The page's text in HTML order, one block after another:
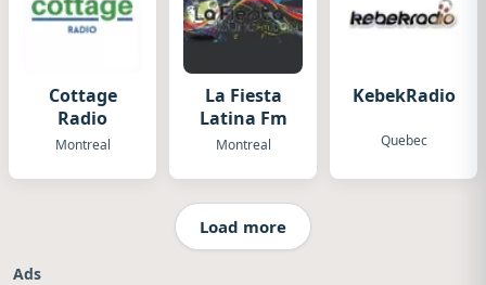
Cottage
Radio
Montreal
La Fiesta
Latina Fm
Montreal
KebekRadio
Quebec
Load more
Ads